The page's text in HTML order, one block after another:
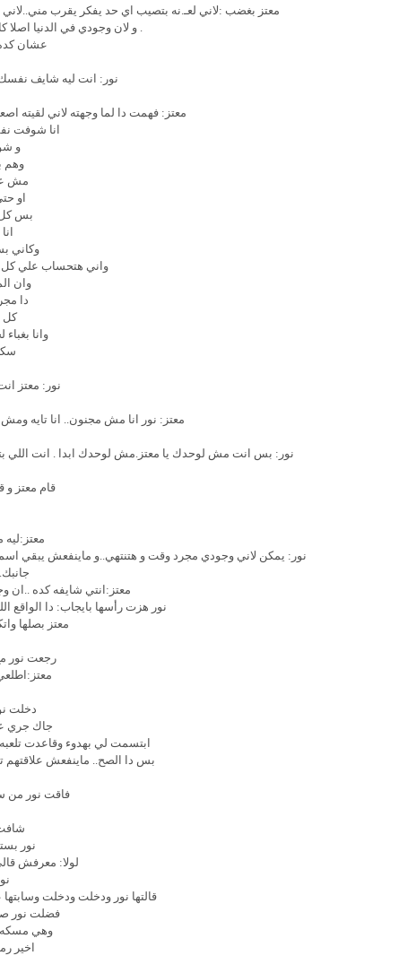
معتز بغضب :لاني لعـ.نه بتصيب اي حد يفكر يقرب
. و لان وجودي في الدنيا
عشان
نور: انت ليه شايف
معتز: فهمت دا لما وجهته لاني لقيته
انا شوفت
و
وهم
مش
او
بس كل
وكاني
واني هتحساب علي كل
وان
دا
كل
وانا
نور: معتز
معتز: نور انا مش مجنون.. انا تايه
نور: بس انت مش لوحدك يا معتز.مش لوحدك ابدا . انت اللي
قام معتز و
نور: يمكن لاني وجودي مجرد وقت و هتنتهي..و ماينفعش يبقي
معتز:انتي شايفه كده ..ان
نور هزت رأسها بايجاب: دا الواقع
معتز بصلها
رجعت نور
دخلت
جاك جري
ابتسمت لي بهدوء وقاعدت
بس دا الصح.. ماينفعش
فاقت نور من
نور
لولا: معرفش
قالتها نور ودخلت ودخلت
فضلت نور
وهي مسكه
اخير